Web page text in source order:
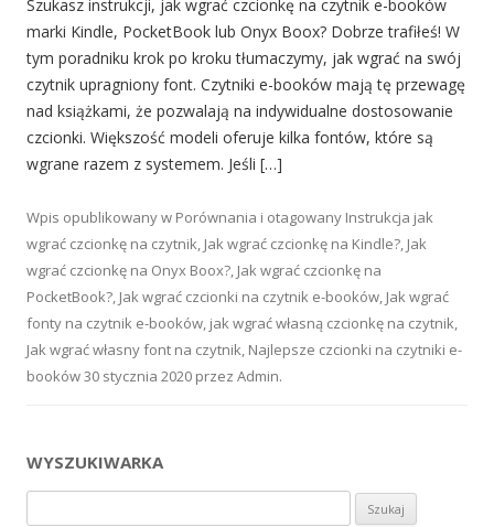
Szukasz instrukcji, jak wgrać czcionkę na czytnik e-booków
marki Kindle, PocketBook lub Onyx Boox? Dobrze trafiłeś! W
tym poradniku krok po kroku tłumaczymy, jak wgrać na swój
czytnik upragniony font. Czytniki e-booków mają tę przewagę
nad książkami, że pozwalają na indywidualne dostosowanie
czcionki. Większość modeli oferuje kilka fontów, które są
wgrane razem z systemem. Jeśli […]
Wpis opublikowany w Porównania i otagowany Instrukcja jak
wgrać czcionkę na czytnik, Jak wgrać czcionkę na Kindle?, Jak
wgrać czcionkę na Onyx Boox?, Jak wgrać czcionkę na
PocketBook?, Jak wgrać czcionki na czytnik e-booków, Jak wgrać
fonty na czytnik e-booków, jak wgrać własną czcionkę na czytnik,
Jak wgrać własny font na czytnik, Najlepsze czcionki na czytniki e-
booków30 stycznia 2020 przez Admin.
WYSZUKIWARKA